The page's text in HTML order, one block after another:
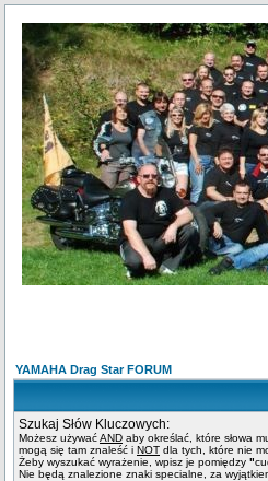
YAMAHA Drag Star FORUM
Szukaj Słów Kluczowych:
Możesz używaćAND aby określać, które słowa
mogą się tam znaleść i NOT dla tych, które nie
Żeby wyszukać wyrażenie, wpisz je pomiędzy "
Nie będą znalezione znaki specialne, za